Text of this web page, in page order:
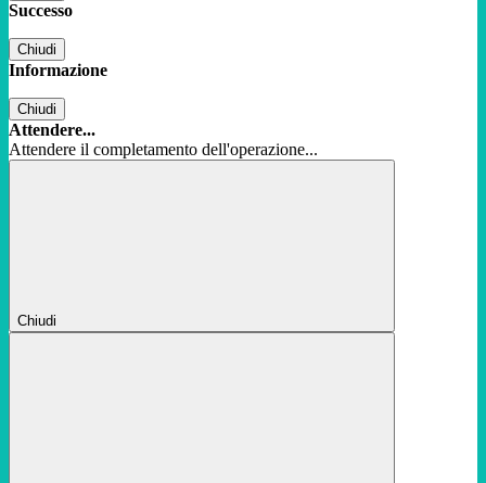
Successo
Chiudi
Informazione
Chiudi
Attendere...
Attendere il completamento dell'operazione...
Chiudi